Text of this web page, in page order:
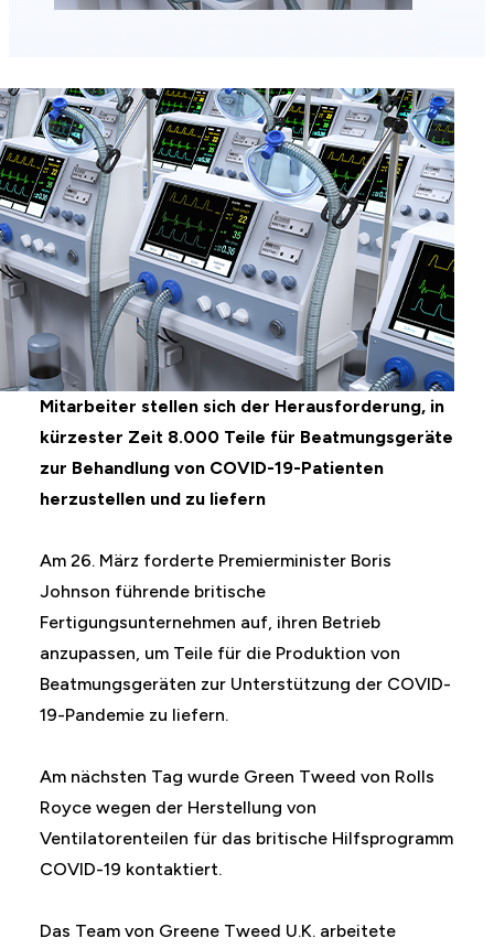
Mitarbeiter stellen sich der Herausforderung, in
kürzester Zeit 8.000 Teile für Beatmungsgeräte
zur Behandlung von COVID-19-Patienten
herzustellen und zu liefern
Am 26. März forderte Premierminister Boris
Johnson führende britische
Fertigungsunternehmen auf, ihren Betrieb
anzupassen, um Teile für die Produktion von
Beatmungsgeräten zur Unterstützung der COVID-
19-Pandemie zu liefern.
Am nächsten Tag wurde Green Tweed von Rolls
Royce wegen der Herstellung von
Ventilatorenteilen für das britische Hilfsprogramm
COVID-19 kontaktiert.
Das Team von Greene Tweed U.K. arbeitete